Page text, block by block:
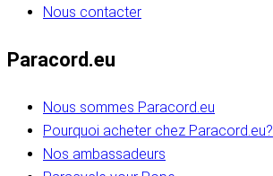
Nous contacter
Paracord.eu
Nous sommes Paracord.eu
Pourquoi acheter chez Paracord.eu?
Nos ambassadeurs